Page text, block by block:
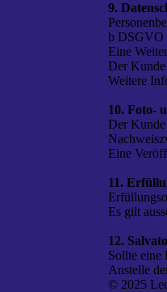
9.
b DSGVO
Eine
Der
Weitere
10. Foto-
Der Kunde
Eine
11.
Es gilt
12.
Sollte eine
Anstelle
© 2025